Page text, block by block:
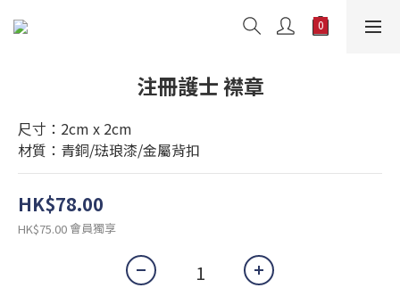
注冊護士 襟章
尺寸：2cm x 2cm
材質：青銅/琺琅漆/金屬背扣
HK$78.00
HK$75.00會員獨享